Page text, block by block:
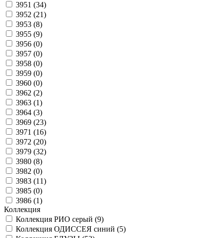
3951 (34)
3952 (21)
3953 (8)
3955 (9)
3956 (0)
3957 (0)
3958 (0)
3959 (0)
3960 (0)
3962 (2)
3963 (1)
3964 (3)
3969 (23)
3971 (16)
3972 (20)
3979 (32)
3980 (8)
3982 (0)
3983 (11)
3985 (0)
3986 (1)
Коллекция
Коллекция РИО серый (9)
Коллекция ОДИССЕЯ синий (5)